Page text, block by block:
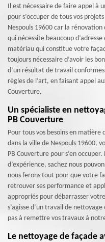
Il est nécessaire de faire appel à
pour s’occuper de tous vos
Nespouls 19600 car la
qui nécessite beaucoup
matériau qui constitue votre
toujours nécessaire d’avoir les
d’un résultat de travail
règles de l’art, en faisant appel
Couverture.
Un spécialiste en
PB Couverture
Pour tous vos besoins en
dans la ville de Nespouls 19600,
PB Couverture pour s’en
d’expérience, sachez nous
nous ferons tout pour que votre
retrouver ses performance et
appropriés pour débarrasser
s’agisse d’un travail de
pas à remettre vos travaux à
Le nettoyage de façade